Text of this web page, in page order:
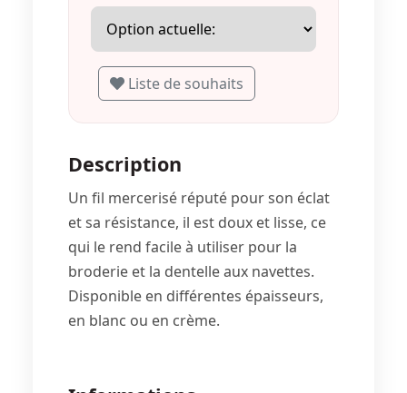
Liste de souhaits
Description
Un fil mercerisé réputé pour son éclat
et sa résistance, il est doux et lisse, ce
qui le rend facile à utiliser pour la
broderie et la dentelle aux navettes.
Disponible en différentes épaisseurs,
en blanc ou en crème.